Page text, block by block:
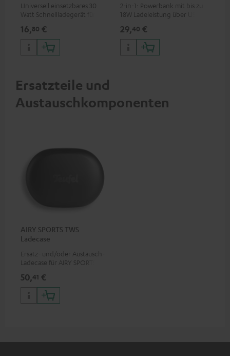
Universell einsetzbares 30
Watt Schnellladegerät für
Apple iPhones, Android
Smartphones, Tablets und
Geräte mit USB-C-Anschluss
16,80 €
2-in-1: Powerbank mit bis zu
18W Ladeleistung über USB
bis zu 10W Ladestrom
29,40 €
Ersatzteile und
Austauschkomponenten
AIRY SPORTS TWS
Ladecase
Ersatz- und/oder Austausch-
Ladecase für AIRY SPORTS TWS
50,41 €